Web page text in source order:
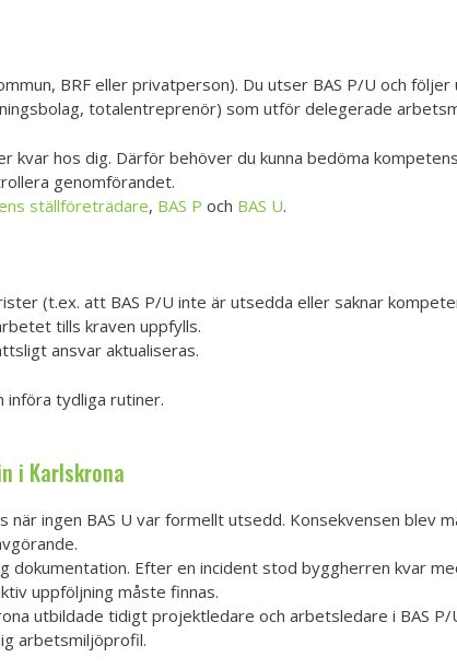
BRF eller privatperson). Du utser BAS P/U och följer
totalentreprenör) som utför delegerade
kvar hos dig. Därför behöver du kunna bedöma
genomförandet.
ställföreträdare, BAS P och BAS U.
(t.ex. att BAS P/U inte är utsedda eller saknar
tills kraven uppfylls.
ansvar aktualiseras.
införa tydliga rutiner.
i Karlskrona
ingen BAS U var formellt utsedd. Konsekvensen blev
dokumentation. Efter en incident stod byggherren kvar
uppföljning måste finnas.
utbildade tidigt projektledare och arbetsledare i BAS
arbetsmiljöprofil.